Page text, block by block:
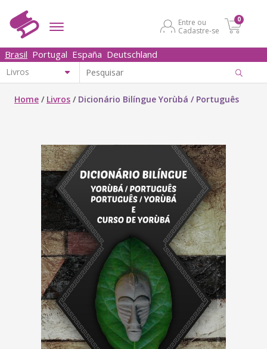
Entre ou
Cadastre-se
0
Brasil Portugal España Deutschland
Home / Livros / Dicionário Bilíngue Yorùbá / Português